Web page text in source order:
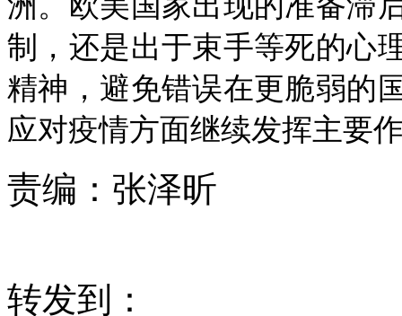
制，还是出于束手等死的心
精神，避免错误在更脆弱的
应对疫情方面继续发挥主要
责编： 张泽昕
转发到：